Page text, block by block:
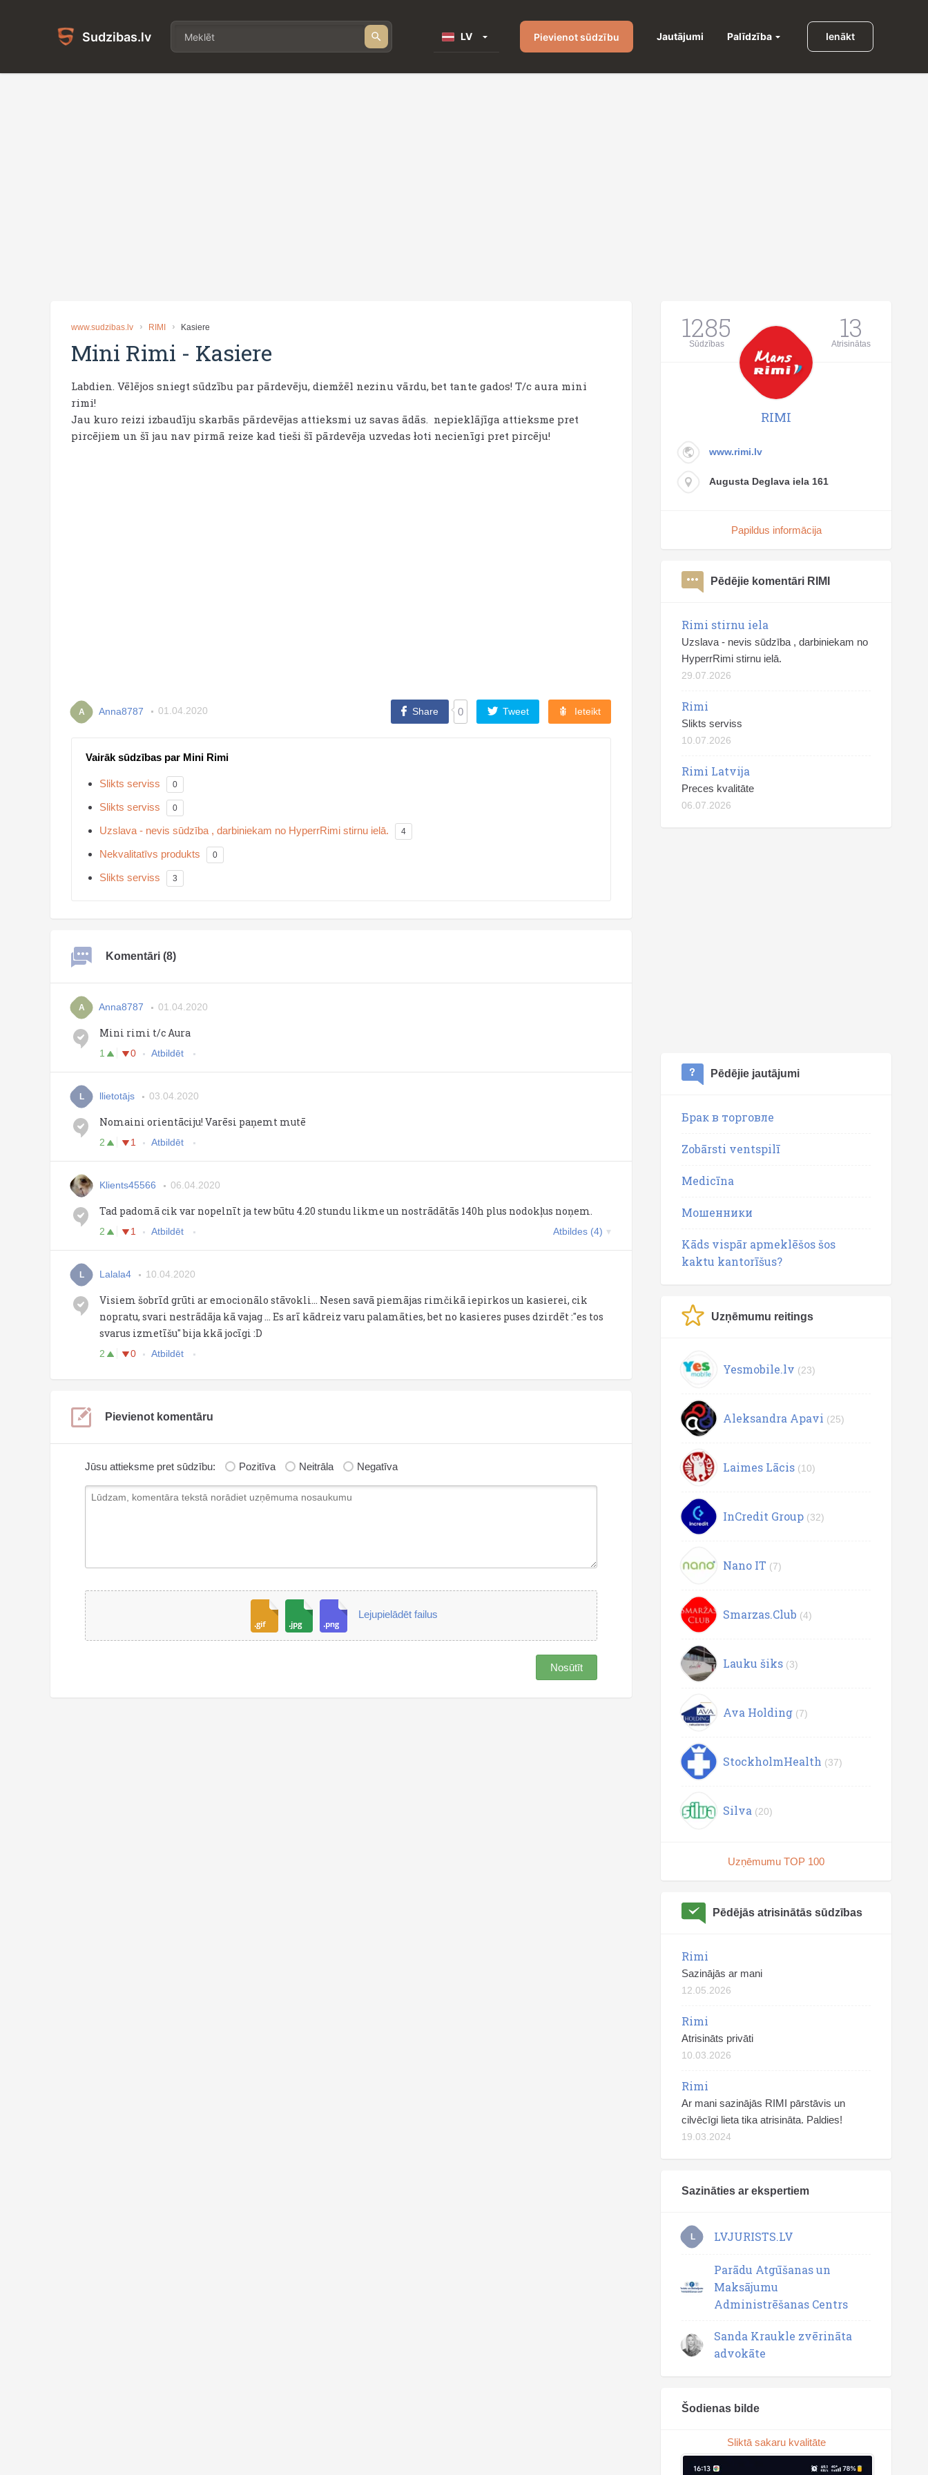
Sudzibas.lv LV Pievienot sūdzību Jautājumi Palīdzība Ienākt
www.sudzibas.lv RIMI Kasiere
Mini Rimi - Kasiere
Labdien. Vēlējos sniegt sūdzību par pārdevēju, diemžēl nezinu vārdu, bet tante gados! T/c aura mini
rimi!
Jau kuro reizi izbaudīju skarbās pārdevējas attieksmi uz savas ādās. nepieklājīga attieksme pret
pircējiem un šī jau nav pirmā reize kad tieši šī pārdevēja uzvedas łoti necienīgi pret pircēju!
A Anna8787 01.04.2020 Share 0 Tweet Ieteikt
Vairāk sūdzības par Mini Rimi
Slikts serviss 0
Slikts serviss 0
Uzslava - nevis sūdzība , darbiniekam no HyperrRimi stirnu ielā. 4
Nekvalitatīvs produkts 0
Slikts serviss 3
Komentāri (8)
A Anna8787 01.04.2020
Mini rimi t/c Aura
1 0 Atbildēt
L llietotājs 03.04.2020
Nomaini orientāciju! Varēsi paņemt mutē
2 1 Atbildēt
Klients45566 06.04.2020
Tad padomā cik var nopelnīt ja tew būtu 4.20 stundu likme un nostrādātās 140h plus nodokļus noņem.
2 1 Atbildēt Atbildes (4)
L Lalala4 10.04.2020
Visiem šobrīd grūti ar emocionālo stāvokli... Nesen savā piemājas rimčikā iepirkos un kasierei, cik
nopratu, svari nestrādāja kā vajag ... Es arī kādreiz varu palamāties, bet no kasieres puses dzirdēt :"es tos
svarus izmetīšu" bija kkā jocīgi :D
2 0 Atbildēt
Pievienot komentāru
Jūsu attieksme pret sūdzību: Pozitīva Neitrāla Negatīva
Lejupielādēt failus
Nosūtīt
1285
Sūdzības 13
Atrisinātas
RIMI
www.rimi.lv
Augusta Deglava iela 161
Papildus informācija
Pēdējie komentāri RIMI
Rimi stirnu iela
Uzslava - nevis sūdzība , darbiniekam no
HyperrRimi stirnu ielā.
29.07.2026
Rimi
Slikts serviss
10.07.2026
Rimi Latvija
Preces kvalitāte
06.07.2026
Pēdējie jautājumi
Брак в торговле
Zobārsti ventspilī
Medicīna
Мошенники
Kāds vispār apmeklēšos šos
kaktu kantorīšus?
Uzņēmumu reitings
Yesmobile.lv (23)
Aleksandra Apavi (25)
Laimes Lācis (10)
InCredit Group (32)
Nano IT (7)
Smarzas.Club (4)
Lauku šiks (3)
Ava Holding (7)
StockholmHealth (37)
Silva (20)
Uzņēmumu TOP 100
Pēdējās atrisinātās sūdzības
Rimi
Sazinājās ar mani
12.05.2026
Rimi
Atrisināts privāti
10.03.2026
Rimi
Ar mani sazinājās RIMI pārstāvis un
cilvēcīgi lieta tika atrisināta. Paldies!
19.03.2024
Sazināties ar ekspertiem
L LVJURISTS.LV
Parādu Atgūšanas un
Maksājumu
Administrēšanas Centrs
Sanda Kraukle zvērināta
advokāte
Šodienas bilde
Sliktā sakaru kvalitāte